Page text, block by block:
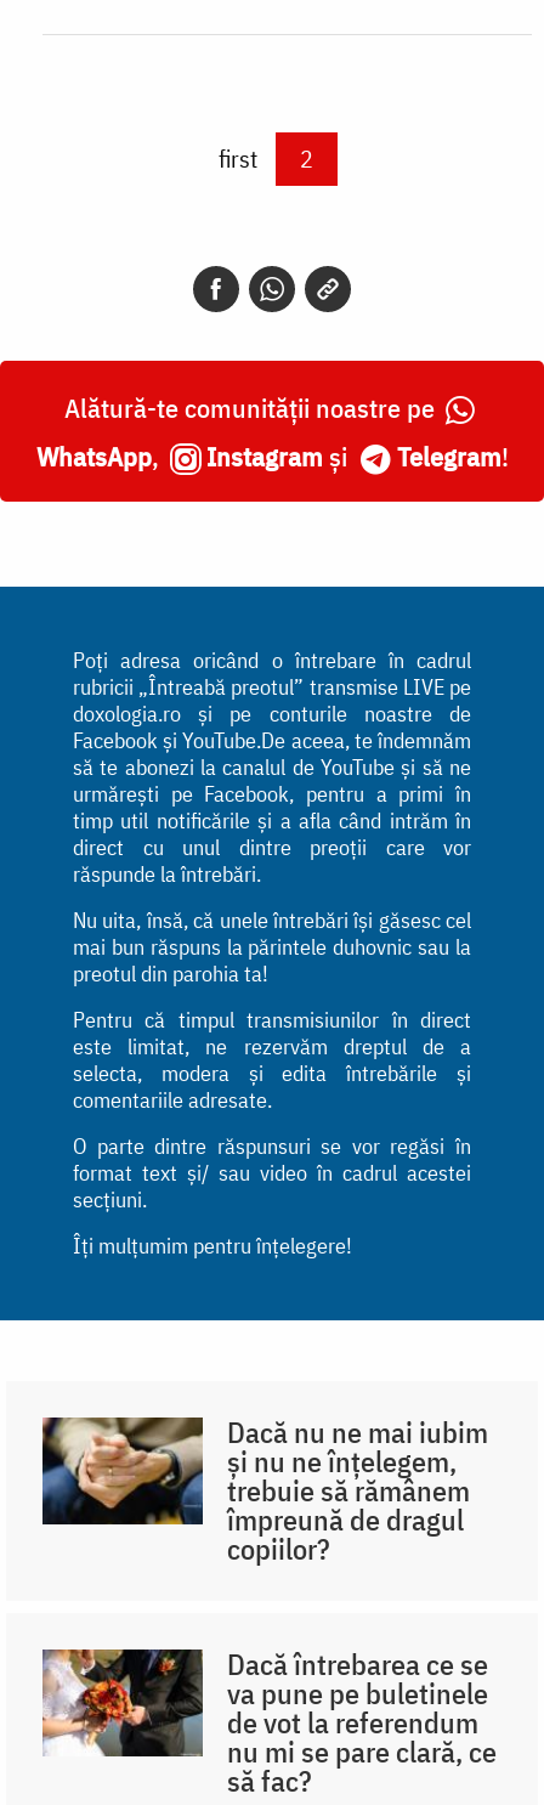
First page
first Current page
2
Alătură-te comunității noastre pe
WhatsApp, Instagram și Telegram!
Poți adresa oricând o întrebare în cadrul
rubricii „Întreabă preotul” transmise LIVE pe
doxologia.ro și pe conturile noastre de
Facebook și YouTube.De aceea, te îndemnăm
să te abonezi la canalul de YouTube și să ne
urmărești pe Facebook, pentru a primi în
timp util notificările și a afla când intrăm în
direct cu unul dintre preoții care vor
răspunde la întrebări.
Nu uita, însă, că unele întrebări își găsesc cel
mai bun răspuns la părintele duhovnic sau la
preotul din parohia ta!
Pentru că timpul transmisiunilor în direct
este limitat, ne rezervăm dreptul de a
selecta, modera și edita întrebările și
comentariile adresate.
O parte dintre răspunsuri se vor regăsi în
format text și/ sau video în cadrul acestei
secțiuni.
Îți mulțumim pentru înțelegere!
Dacă nu ne mai iubim
și nu ne înțelegem,
trebuie să rămânem
împreună de dragul
copiilor?
Dacă întrebarea ce se
va pune pe buletinele
de vot la referendum
nu mi se pare clară, ce
să fac?